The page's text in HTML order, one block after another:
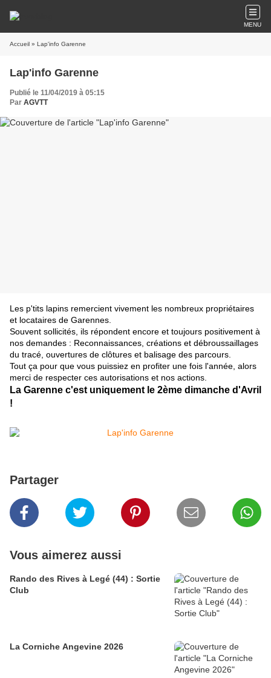
MENU
Accueil » Lap'info Garenne
Lap'info Garenne
Publié le 11/04/2019 à 05:15
Par AGVTT
Les p'tits lapins remercient vivement les nombreux propriétaires
et locataires de Garennes.
Souvent sollicités, ils répondent encore et toujours positivement à
nos demandes : Reconnaissances, créations et débroussaillages
du tracé, ouvertures de clôtures et balisage des parcours.
Tout ça pour que vous puissiez en profiter une fois l'année, alors
merci de respecter ces autorisations et nos actions.
La Garenne c'est uniquement le 2ème dimanche d'Avril
!
Partager
Vous aimerez aussi
Rando des Rives à Legé (44) : Sortie
Club
La Corniche Angevine 2026